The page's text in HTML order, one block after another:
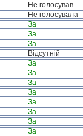
Не голосував
Не голосувала
За
За
За
Відсутній
За
За
За
За
За
За
За
За